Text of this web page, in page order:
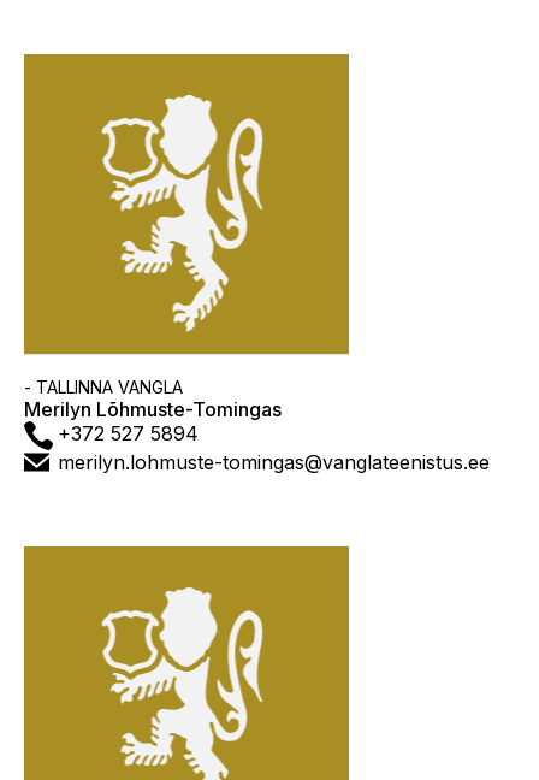
Asutus
- TALLINNA VANGLA
Merilyn Lõhmuste-Tomingas
Telefon+372 527 5894
E-
merilyn.lohmuste-tomingas@vanglateenistus.ee